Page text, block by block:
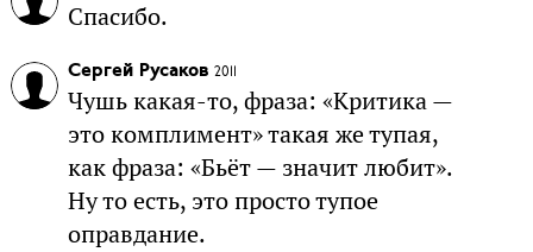
Спасибо.
Сергей Русаков 2011
Чушь какая-то, фраза: «Критика —
это комплимент» такая же тупая,
как фраза: «Бьёт — значит любит».
Ну то есть, это просто тупое
оправдание.